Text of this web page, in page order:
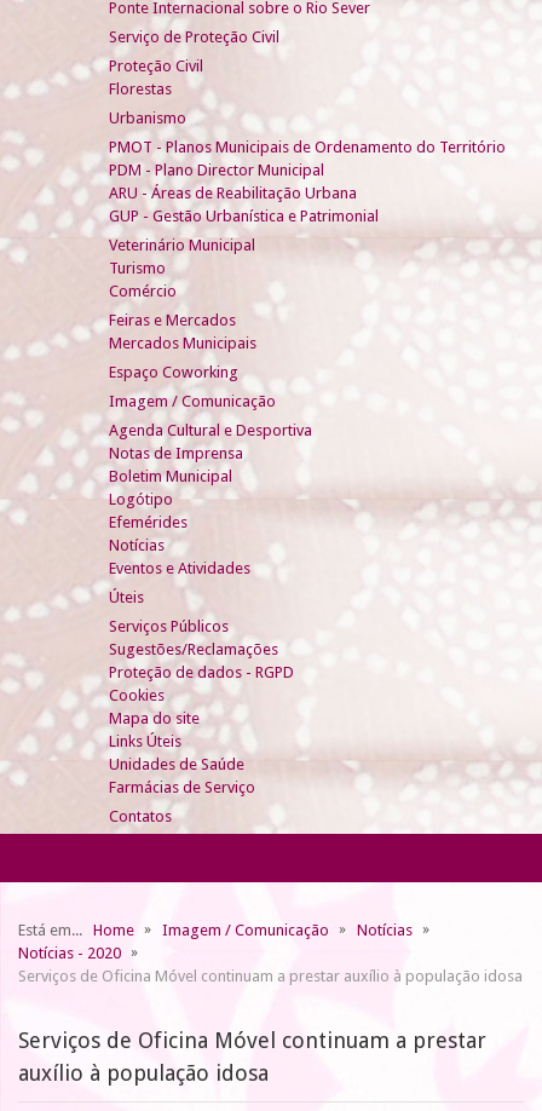
Ponte Internacional sobre o Rio Sever
Serviço de Proteção Civil
Proteção Civil
Florestas
Urbanismo
PMOT - Planos Municipais de Ordenamento do Território
PDM - Plano Director Municipal
ARU - Áreas de Reabilitação Urbana
GUP - Gestão Urbanística e Patrimonial
Veterinário Municipal
Turismo
Comércio
Feiras e Mercados
Mercados Municipais
Espaço Coworking
Imagem / Comunicação
Agenda Cultural e Desportiva
Notas de Imprensa
Boletim Municipal
Logótipo
Efemérides
Notícias
Eventos e Atividades
Úteis
Serviços Públicos
Sugestões/Reclamações
Proteção de dados - RGPD
Cookies
Mapa do site
Links Úteis
Unidades de Saúde
Farmácias de Serviço
Contatos
Está em... Home Imagem / Comunicação
Notícias
Notícias - 2020
Serviços de Oficina Móvel continuam a prestar auxílio à população idosa
Serviços de Oficina Móvel continuam a prestar
auxílio à população idosa